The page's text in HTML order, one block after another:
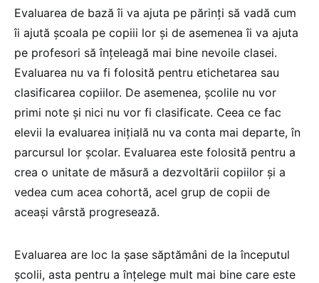
Evaluarea de bază îi va ajuta pe părinți să vadă cum
îi ajută școala pe copiii lor și de asemenea îi va ajuta
pe profesori să înțeleagă mai bine nevoile clasei.
Evaluarea nu va fi folosită pentru etichetarea sau
clasificarea copiilor. De asemenea, școlile nu vor
primi note și nici nu vor fi clasificate. Ceea ce fac
elevii la evaluarea inițială nu va conta mai departe, în
parcursul lor școlar. Evaluarea este folosită pentru a
crea o unitate de măsură a dezvoltării copiilor și a
vedea cum acea cohortă, acel grup de copii de
aceași vârstă progresează.
Evaluarea are loc la șase săptămâni de la începutul
școlii, asta pentru a înțelege mult mai bine care este